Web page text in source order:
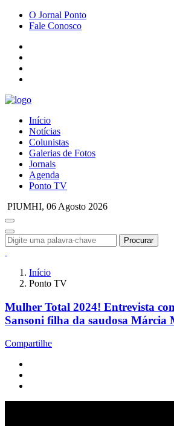
O Jornal Ponto
Fale Conosco
Início
Notícias
Colunistas
Galerias de Fotos
Jornais
Agenda
Ponto TV
PIUMHI, 06 Agosto 2026
Procurar
Início
Ponto TV
Mulher Total 2024! Entrevista
Sansoni filha da saudosa Márcia
Compartilhe